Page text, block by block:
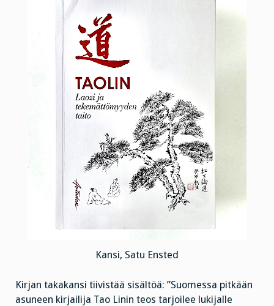
Kansi, Satu Ensted
Kirjan takakansi tiivistää sisältöä: ”Suomessa pitkään
asuneen kirjailija Tao Linin teos tarjoilee lukijalle